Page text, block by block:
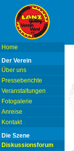
Home
Der Verein
Über uns
Presseberichte
Veranstaltungen
Fotogalerie
Anreise
Kontakt
Die Szene
Diskussionsforum